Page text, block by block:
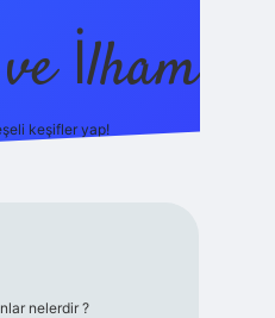
İlham
keşifler yap!
nelerdir ?